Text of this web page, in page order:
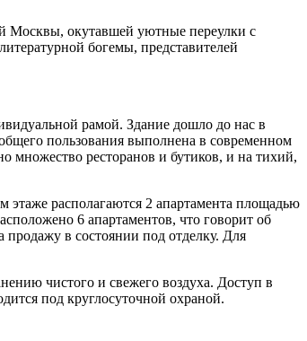
Москвы, окутавшей уютные переулки с
богемы, представителей
рамой. Здание дошло до нас в
пользования выполнена в современном
множество ресторанов и бутиков, и на тихий,
располагаются 2 апартамента площадью
6 апартаментов, что говорит об
в состоянии под отделку. Для
чистого и свежего воздуха. Доступ в
под круглосуточной охраной.